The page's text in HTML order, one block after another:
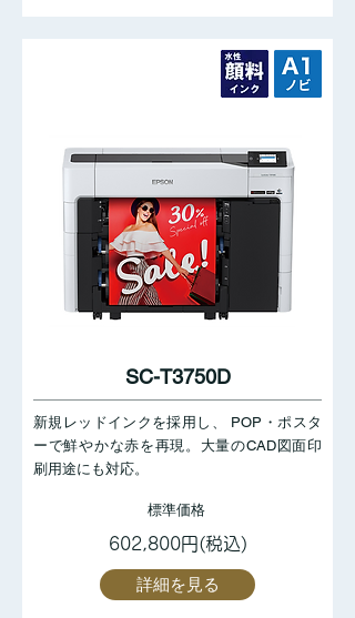
SC-T3750D
新規レッドインクを採用し、 POP・ポスタ
ーで鮮やかな赤を再現。大量のCAD図面印
刷用途にも対応。
標準価格
602,800円(税込)
詳細を見る